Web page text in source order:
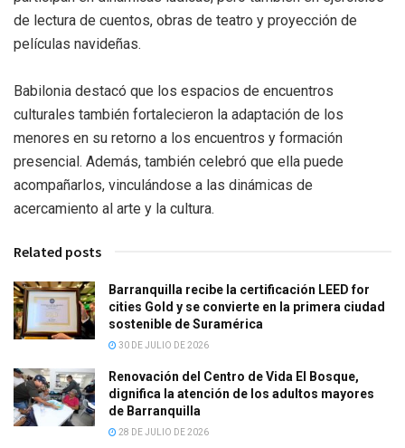
de lectura de cuentos, obras de teatro y proyección de
películas navideñas.
Babilonia destacó que los espacios de encuentros
culturales también fortalecieron la adaptación de los
menores en su retorno a los encuentros y formación
presencial. Además, también celebró que ella puede
acompañarlos, vinculándose a las dinámicas de
acercamiento al arte y la cultura.
Related posts
Barranquilla recibe la certificación LEED for
cities Gold y se convierte en la primera ciudad
sostenible de Suramérica
30 DE JULIO DE 2026
Renovación del Centro de Vida El Bosque,
dignifica la atención de los adultos mayores
de Barranquilla
28 DE JULIO DE 2026